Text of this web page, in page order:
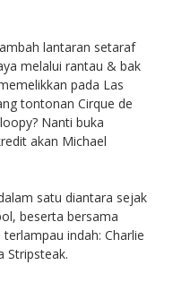
lantaran setaraf
melalui rantau & bak
pada Las
tontonan Cirque de
Nanti buka
akan Michael
satu diantara sejak
beserta bersama
indah: Charlie
Stripsteak.